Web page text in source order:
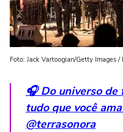
Foto: Jack Vartoogian/Getty Images
🎧 Do universo de
tudo que você
@terrasonora